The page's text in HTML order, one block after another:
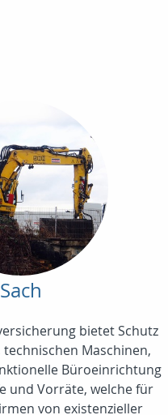
Sach
bietet Schutz
Maschinen,
Büroeinrichtung
und Vorräte, welche für
von existenzieller